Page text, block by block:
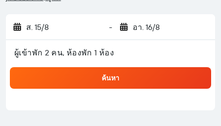
ส. 15/8 - อา. 16/8
ผู้เข้าพัก 2 คน, ห้องพัก 1 ห้อง
ค้นหา